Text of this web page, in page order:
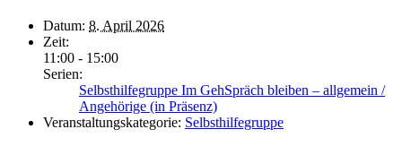
Datum: 8. April 2026
Zeit:
11:00 - 15:00
Serien:
Selbsthilfegruppe Im GehSpräch bleiben – allgemein /
Angehörige (in Präsenz)
Veranstaltungskategorie: Selbsthilfegruppe